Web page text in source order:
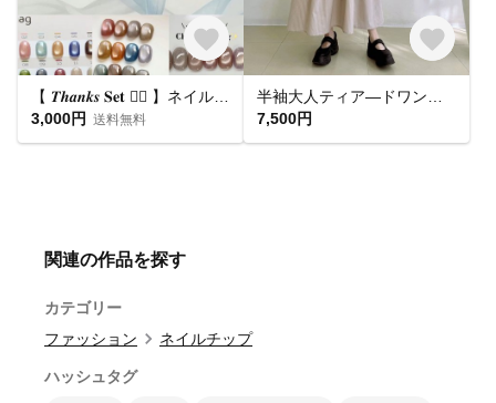
3,000円 送料無料
7,500円
関連の作品を探す
カテゴリー
ファッション
ネイルチップ
ハッシュタグ